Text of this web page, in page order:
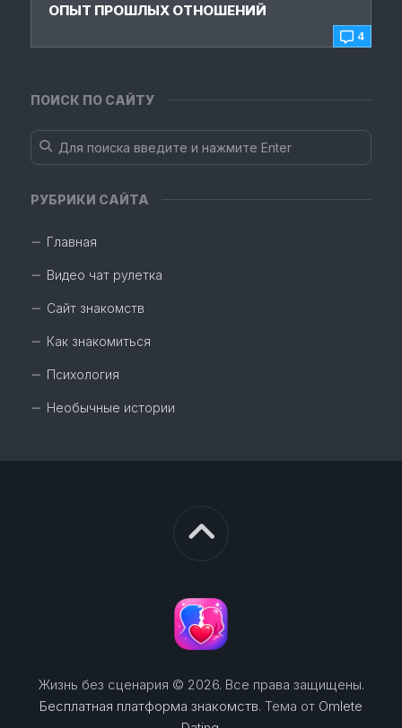
4
ОПЫТ ПРОШЛЫХ ОТНОШЕНИЙ
ПОИСК ПО САЙТУ
РУБРИКИ САЙТА
Главная
Видео чат рулетка
Сайт знакомств
Как знакомиться
Психология
Необычные истории
Жизнь без сценария © 2026. Все права защищены.
Бесплатная платформа знакомств. Тема от Omlete